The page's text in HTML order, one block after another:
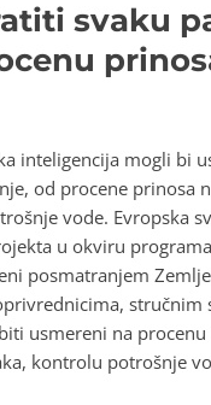
svaku
inteligencija mogli bi
od procene prinosa
vode. Evropska
u okviru
posmatranjem
usmereni na
kontrolu potrošnje